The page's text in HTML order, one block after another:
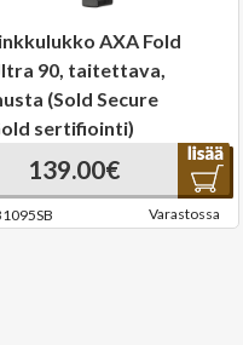
AXA Fold
90, taitettava,
(Sold Secure
sertifiointi)
139.00€
Varastossa